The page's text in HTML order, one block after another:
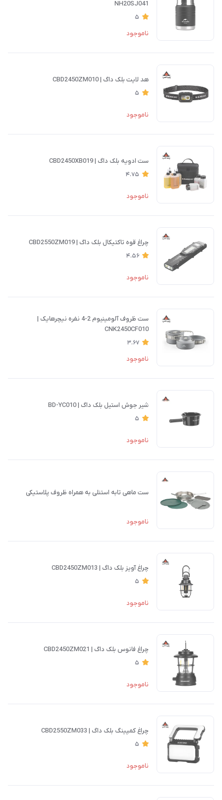
NH20SJ041
5
ناموجود
هد لایت بلک داگ | CBD2450ZM010
5
ناموجود
ست ادویه بلک داگ | CBD2450XB019
4.75
ناموجود
چراغ قوه تاکتیکال بلک داگ | CBD2550ZM019
4.56
ناموجود
ست ظروف آلومینیوم 2-4 نفره نیچرهایک |
CNK2450CF010
3.67
ناموجود
شیر جوش استیل بلک داگ | BD-YC010
5
ناموجود
ست ماهی تابه استنلی به همراه ظروف پلاستیکی
ناموجود
چراغ آویز بلک داگ | CBD2450ZM013
5
ناموجود
چراغ فانوس بلک داگ | CBD2450ZM021
5
ناموجود
چراغ کمپینگ بلک داگ | CBD2550ZM033
5
ناموجود